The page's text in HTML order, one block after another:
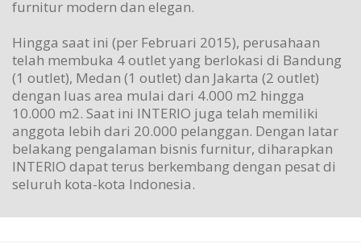
furnitur modern dan elegan.
Hingga saat ini (per Februari 2015), perusahaan
telah membuka 4 outlet yang berlokasi di Bandung
(1 outlet), Medan (1 outlet) dan Jakarta (2 outlet)
dengan luas area mulai dari 4.000 m2 hingga
10.000 m2. Saat ini INTERIO juga telah memiliki
anggota lebih dari 20.000 pelanggan. Dengan latar
belakang pengalaman bisnis furnitur, diharapkan
INTERIO dapat terus berkembang dengan pesat di
seluruh kota-kota Indonesia.